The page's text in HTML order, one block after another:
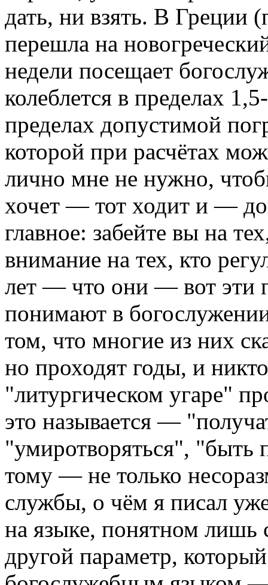
дать, ни взять. В Греции
перешла на
недели посещает
колеблется в пределах
пределах допустимой
которой при расчётах
лично мне не нужно,
хочет — тот ходит и —
главное: забейте вы на
внимание на тех, кто
лет — что они — вот эти
понимают в
том, что многие из них
но проходят годы, и
"литургическом угаре"
это называется —
"умиротворяться",
тому — не только
службы, о чём я писал
на языке, понятном лишь
другой параметр,